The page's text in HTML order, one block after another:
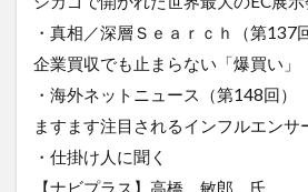
・真相／深層Ｓｅａｒｃｈ（第137回
企業買収でも止まらない「爆買い」
・海外ネットニュース（第148回）
ますます注目されるインフルエンサ
・仕掛け人に聞く
【ナビプラス】高橋 敏郎 氏